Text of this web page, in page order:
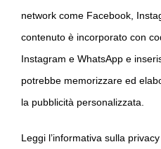
network come Facebook,
contenuto è incorporato con
Instagram e WhatsApp e
potrebbe memorizzare ed
la pubblicità personalizzata.
Leggi l’informativa sulla